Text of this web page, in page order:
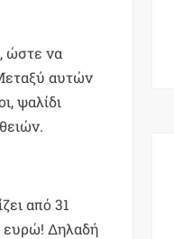
ώστε να
αυτών
ψαλίδι
από 31
ευρώ! Δηλαδή